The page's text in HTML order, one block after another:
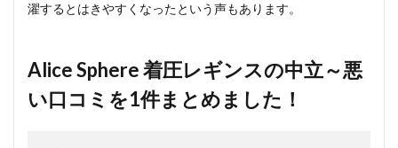
濯するとはきやすくなったという声もあります。
Alice Sphere 着圧レギンスの中立～悪
い口コミを1件まとめました！